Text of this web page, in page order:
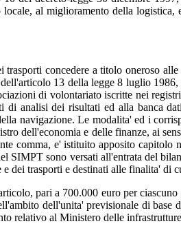
al miglioramento della
concedere a titolo oneroso
13 della legge 8 luglio
di volontariato iscritte nei
di analisi dei risultati ed alla banca
navigazione. Le modalita' ed i
dell'economia e delle finanze, ai
comma, e' istituito apposito
SIMPT sono versati all'entrata del
dei trasporti e destinati alle finalita' di
pari a 700.000 euro per
dell'unita' previsionale di
relativo al Ministero delle